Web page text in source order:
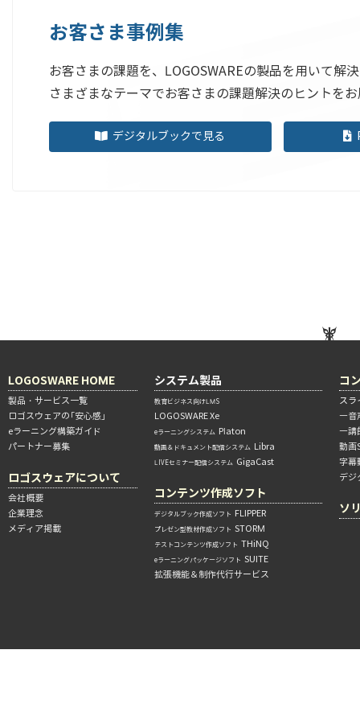
お客さま事例集
お客さまの課題を、LOGOSWAREの製品を用いて解
さまざまなテーマでお客さまの課題解決のヒントを
デジタルブックで見る
LOGOSWARE HOME
製品・サービス一覧
ロゴスウェアの「安心感」
eラーニング構築ガイド
パートナー募集
ロゴスウェアについて
会社概要
企業理念
メディア掲載
システム製品
教育ビジネス向けLMS
LOGOSWARE Xe
eラーニングシステム Platon
動画＆ドキュメント配信システム Libra
LIVEセミナー配信システム GigaCast
コンテンツ作成ソフト
デジタルブック作成ソフト FLIPPER
プレゼン型教材作成ソフト STORM
テストコンテンツ作成ソフト THiNQ
eラーニングパッケージソフト SUITE
拡張機能＆制作代行サービス
コ
スラ
―音
―講
動画
字幕
デジ
ソ